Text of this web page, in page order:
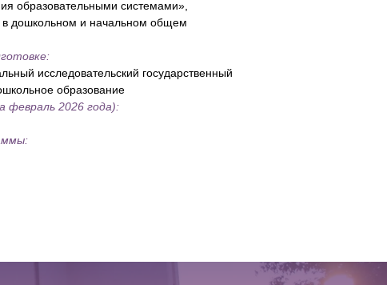
образовательными системами»,
в дошкольном и начальном общем
исследовательский государственный
образование
февраль 2026 года):